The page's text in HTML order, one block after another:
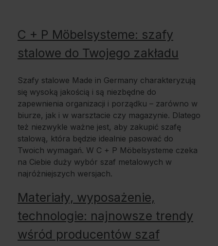
C + P Möbelsysteme: szafy
stalowe do Twojego zakładu
Szafy stalowe Made in Germany charakteryzują
się wysoką jakością i są niezbędne do
zapewnienia organizacji i porządku – zarówno w
biurze, jak i w warsztacie czy magazynie. Dlatego
też niezwykle ważne jest, aby zakupić szafę
stalową, która będzie idealnie pasować do
Twoich wymagań. W C + P Möbelsysteme czeka
na Ciebie duży wybór szaf metalowych w
najróżniejszych wersjach.
Materiały, wyposażenie,
technologie: najnowsze trendy
wśród producentów szaf